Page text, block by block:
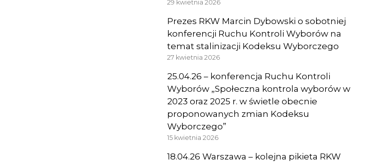
29 kwietnia 2026
Prezes RKW Marcin Dybowski o sobotniej
konferencji Ruchu Kontroli Wyborów na
temat stalinizacji Kodeksu Wyborczego
27 kwietnia 2026
25.04.26 – konferencja Ruchu Kontroli
Wyborów „Społeczna kontrola wyborów w
2023 oraz 2025 r. w świetle obecnie
proponowanych zmian Kodeksu
Wyborczego”
15 kwietnia 2026
18.04.26 Warszawa – kolejna pikieta RKW